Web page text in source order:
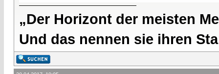
„Der Horizont der meisten
Und das nennen sie ihren